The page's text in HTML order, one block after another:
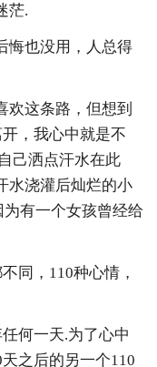
茫.
悔也没用，人总得
欢这条路，但想到
，我心中就是不
己洒点汗水在此
水浇灌后灿烂的小
有一个女孩曾经给
同，110种心情，
何一天.为了心中
之后的另一个110